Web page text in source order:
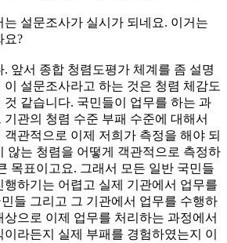
설문조사가 실시가 되네요. 이거는
요?
앞서 종합 청렴도평가 체계를 좀 설명
설문조사라고 하는 것은 청렴 체감도
것 같습니다. 국민들이 업무를 하는 과
관의 청렴 수준 부패 수준에 대해서
관적으로 이제 저희가 측정을 해야 되
않는 청렴을 어떻게 객관적으로 측정하
목표이고요. 그래서 모든 일반 국민들
행하기는 어렵고 실제 기관에서 업무를
들 그리고 그 기관에서 업무를 수행하
상으로 이제 업무를 처리하는 과정에서
라든지 실제 부패를 경험하였는지 이